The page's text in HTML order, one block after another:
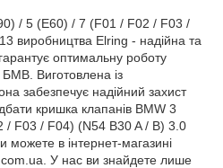
/ 5 (E60) / 7 (F01 / F02 / F03 /
виробництва Elring - надійна та
оптимальну роботу
Виготовлена із
забезпечує надійний захист
кришка клапанів BMW 3
F03 / F04) (N54 B30 A / B) 3.0
можете в інтернет-магазині
У нас ви знайдете лише